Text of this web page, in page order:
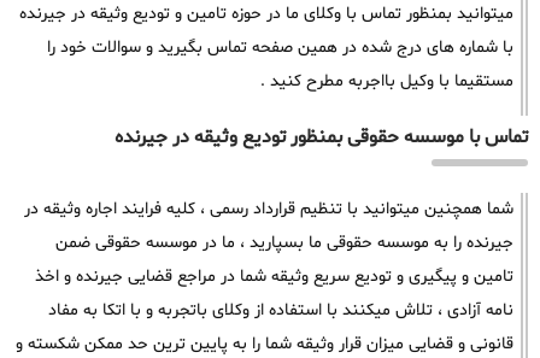
میتوانید بمنظور تماس با وکلای ما در حوزه تامین و تودیع وثیقه در جیرنده
با شماره های درج شده در همین صفحه تماس بگیرید و سوالات خود را
مستقیما با وکیل بااجربه مطرح کنید .
تماس با موسسه حقوقی بمنظور تودیع وثیقه در جیرنده
شما همچنین میتوانید با تنظیم قرارداد رسمی ، کلیه فرایند اجاره وثیقه در
جیرنده را به موسسه حقوقی ما بسپارید ، ما در موسسه حقوقی ضمن
تامین و پیگیری و تودیع سریع وثیقه شما در مراجع قضایی جیرنده و اخذ
نامه آزادی ، تلاش میکنند با استفاده از وکلای باتجربه و با اتکا به مفاد
قانونی و قضایی میزان قرار وثیقه شما را به پایین ترین حد ممکن شکسته و